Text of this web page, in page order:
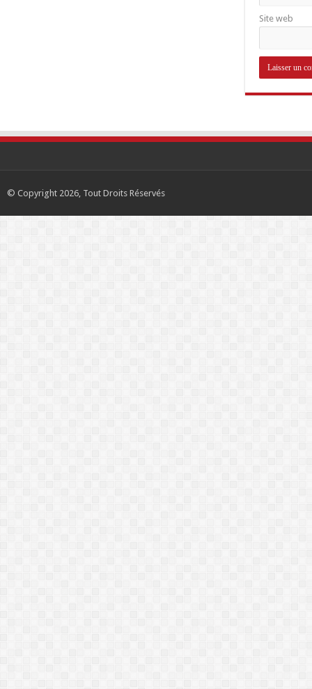
Site web
© Copyright 2026, Tout Droits Réservés